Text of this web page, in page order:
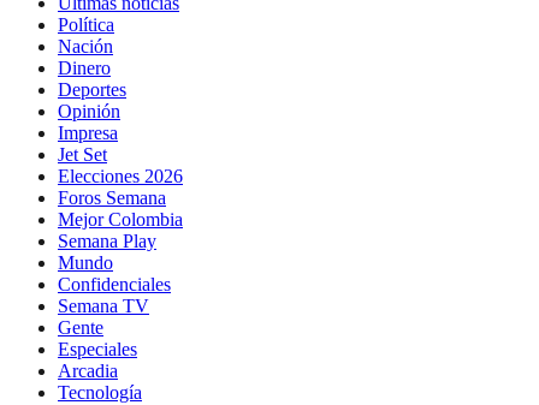
Política
Nación
Dinero
Deportes
Opinión
Impresa
Jet Set
Elecciones 2026
Foros Semana
Mejor Colombia
Semana Play
Mundo
Confidenciales
Semana TV
Gente
Especiales
Arcadia
Tecnología